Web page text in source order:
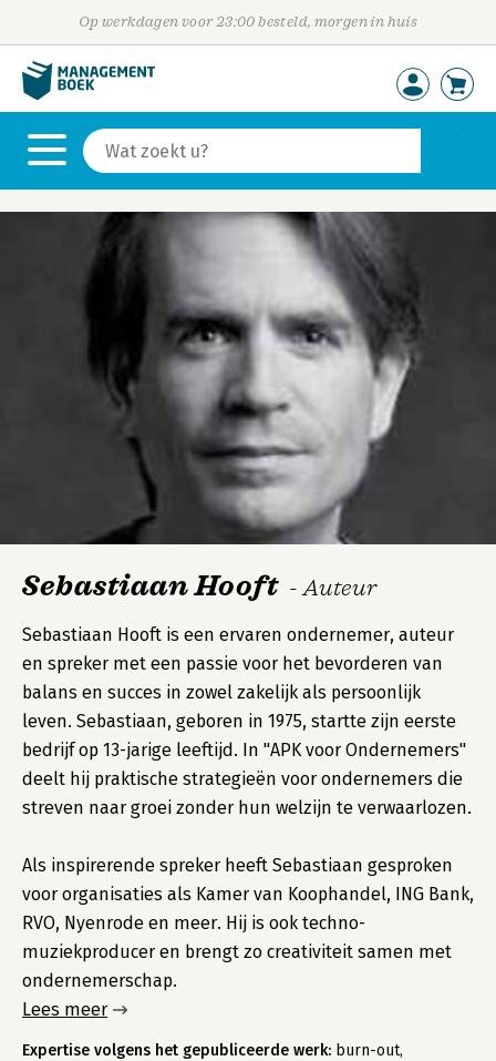
Op werkdagen voor 23:00 besteld, morgen in huis
Sebastiaan Hooft - Auteur
Sebastiaan Hooft is een ervaren ondernemer, auteur
en spreker met een passie voor het bevorderen van
balans en succes in zowel zakelijk als persoonlijk
leven. Sebastiaan, geboren in 1975, startte zijn eerste
bedrijf op 13-jarige leeftijd. In "APK voor Ondernemers"
deelt hij praktische strategieën voor ondernemers die
streven naar groei zonder hun welzijn te verwaarlozen.
Als inspirerende spreker heeft Sebastiaan gesproken
voor organisaties als Kamer van Koophandel, ING Bank,
RVO, Nyenrode en meer. Hij is ook techno-
muziekproducer en brengt zo creativiteit samen met
ondernemerschap.
Lees meer
Expertise volgens het gepubliceerde werk: burn-out,